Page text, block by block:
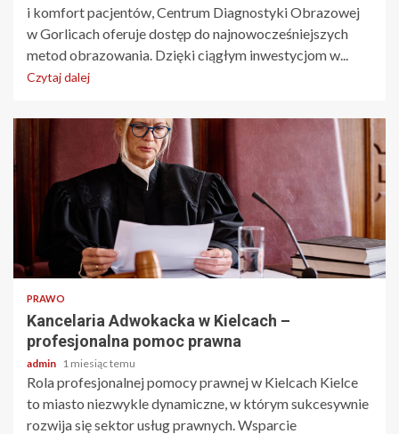
i komfort pacjentów, Centrum Diagnostyki Obrazowej
w Gorlicach oferuje dostęp do najnowocześniejszych
metod obrazowania. Dzięki ciągłym inwestycjom w...
Czytaj dalej
2 min odczytu
PRAWO
Kancelaria Adwokacka w Kielcach –
profesjonalna pomoc prawna
admin 1 miesiąc temu
Rola profesjonalnej pomocy prawnej w Kielcach Kielce
to miasto niezwykle dynamiczne, w którym sukcesywnie
rozwija się sektor usług prawnych. Wsparcie